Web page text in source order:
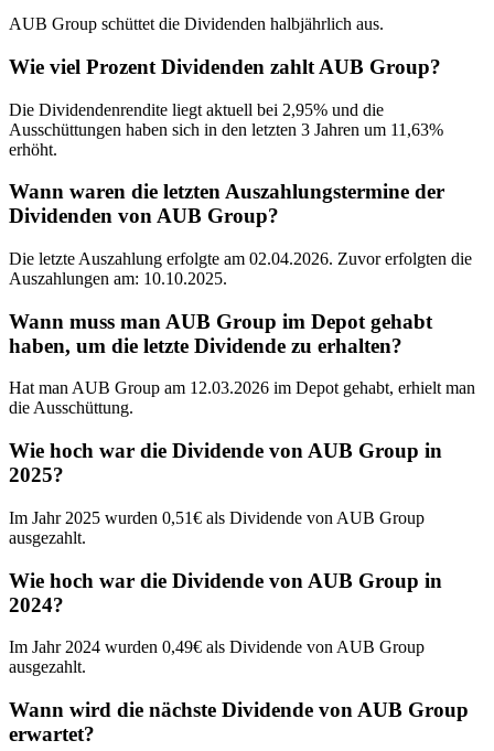
AUB Group schüttet die Dividenden halbjährlich aus.
Wie viel Prozent Dividenden zahlt AUB Group?
Die Dividendenrendite liegt aktuell bei 2,95% und die
Ausschüttungen haben sich in den letzten 3 Jahren um 11,63%
erhöht.
Wann waren die letzten Auszahlungstermine der
Dividenden von AUB Group?
Die letzte Auszahlung erfolgte am 02.04.2026. Zuvor erfolgten die
Auszahlungen am: 10.10.2025.
Wann muss man AUB Group im Depot gehabt
haben, um die letzte Dividende zu erhalten?
Hat man AUB Group am 12.03.2026 im Depot gehabt, erhielt man
die Ausschüttung.
Wie hoch war die Dividende von AUB Group in
2025?
Im Jahr 2025 wurden 0,51€ als Dividende von AUB Group
ausgezahlt.
Wie hoch war die Dividende von AUB Group in
2024?
Im Jahr 2024 wurden 0,49€ als Dividende von AUB Group
ausgezahlt.
Wann wird die nächste Dividende von AUB Group
erwartet?